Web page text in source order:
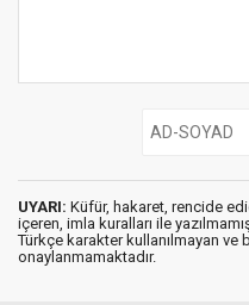
UYARI: Küfür, hakaret, rencide
içeren, imla kuralları ile
Türkçe karakter kullanılmayan ve
onaylanmamaktadır.